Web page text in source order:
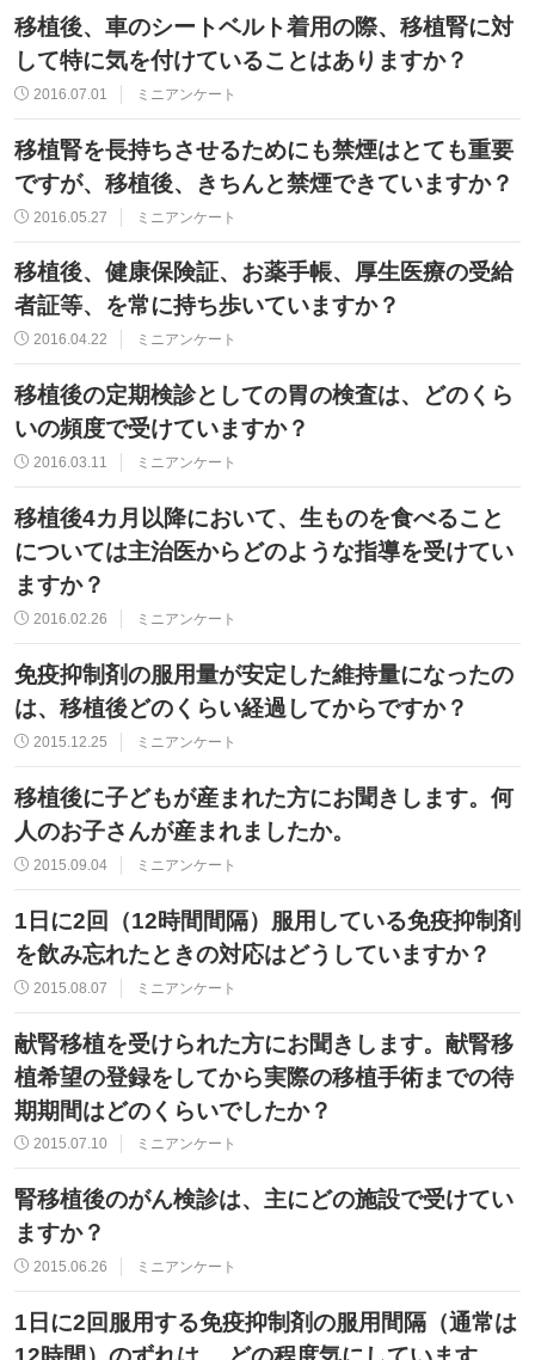
移植後、車のシートベルト着用の際、移植腎に対
して特に気を付けていることはありますか？
2016.07.01 ミニアンケート
移植腎を長持ちさせるためにも禁煙はとても重要
ですが、移植後、きちんと禁煙できていますか？
2016.05.27 ミニアンケート
移植後、健康保険証、お薬手帳、厚生医療の受給
者証等、を常に持ち歩いていますか？
2016.04.22 ミニアンケート
移植後の定期検診としての胃の検査は、どのくら
いの頻度で受けていますか？
2016.03.11 ミニアンケート
移植後4カ月以降において、生ものを食べること
については主治医からどのような指導を受けてい
ますか？
2016.02.26 ミニアンケート
免疫抑制剤の服用量が安定した維持量になったの
は、移植後どのくらい経過してからですか？
2015.12.25 ミニアンケート
移植後に子どもが産まれた方にお聞きします。何
人のお子さんが産まれましたか。
2015.09.04 ミニアンケート
1日に2回（12時間間隔）服用している免疫抑制剤
を飲み忘れたときの対応はどうしていますか？
2015.08.07 ミニアンケート
献腎移植を受けられた方にお聞きします。献腎移
植希望の登録をしてから実際の移植手術までの待
期期間はどのくらいでしたか？
2015.07.10 ミニアンケート
腎移植後のがん検診は、主にどの施設で受けてい
ますか？
2015.06.26 ミニアンケート
1日に2回服用する免疫抑制剤の服用間隔（通常は